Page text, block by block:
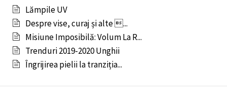
Lămpile UV
Despre vise, curaj și alte ...
Misiune Imposibilă: Volum La R...
Trenduri 2019-2020 Unghii
Îngrijirea pielii la tranziția...